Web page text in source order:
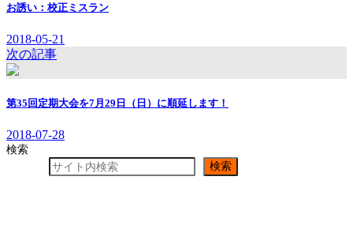
お誘い：校正ミスラン
2018-05-21
次の記事
第35回定期大会を7月29日（日）に順延します！
2018-07-28
検索
検索